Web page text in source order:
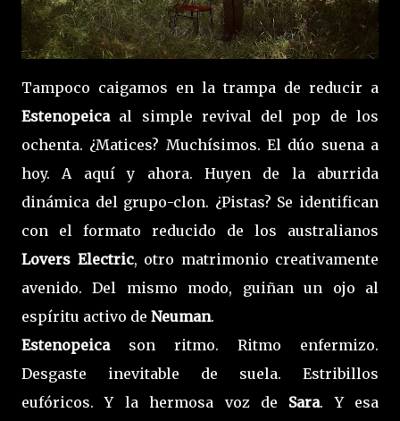
Tampoco caigamos en la trampa de reducir a
Estenopeica al simple revival del pop de los
ochenta. ¿Matices? Muchísimos. El dúo suena a
hoy. A aquí y ahora. Huyen de la aburrida
dinámica del grupo-clon. ¿Pistas? Se identifican
con el formato reducido de los australianos
Lovers Electric, otro matrimonio creativamente
avenido. Del mismo modo, guiñan un ojo al
espíritu activo de Neuman.
Estenopeica son ritmo. Ritmo enfermizo.
Desgaste inevitable de suela. Estribillos
eufóricos. Y la hermosa voz de Sara. Y esa